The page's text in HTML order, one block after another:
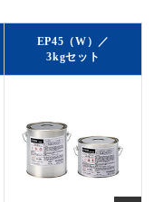
EP45（W）／
3kgセット